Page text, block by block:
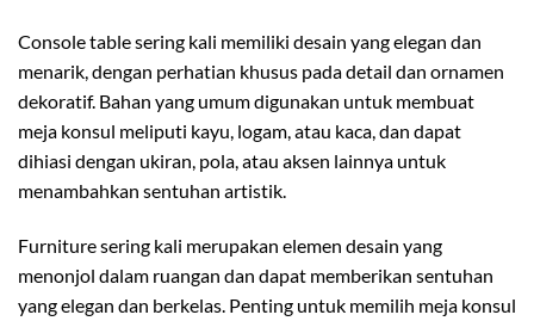
Console table sering kali memiliki desain yang elegan dan
menarik, dengan perhatian khusus pada detail dan ornamen
dekoratif. Bahan yang umum digunakan untuk membuat
meja konsul meliputi kayu, logam, atau kaca, dan dapat
dihiasi dengan ukiran, pola, atau aksen lainnya untuk
menambahkan sentuhan artistik.
Furniture sering kali merupakan elemen desain yang
menonjol dalam ruangan dan dapat memberikan sentuhan
yang elegan dan berkelas. Penting untuk memilih meja konsul